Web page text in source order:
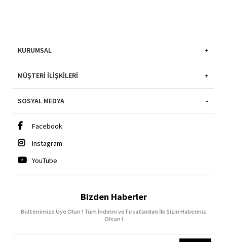
KURUMSAL
MÜŞTERI İLIŞKILERI
SOSYAL MEDYA
Facebook
Instagram
YouTube
Bizden Haberler
Bültenimize Üye Olun ! Tüm İndirim ve Fırsatlardan İlk Sizin Haberiniz
Olsun !